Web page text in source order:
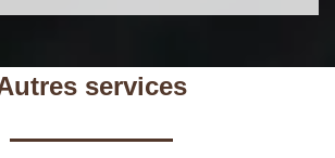
services